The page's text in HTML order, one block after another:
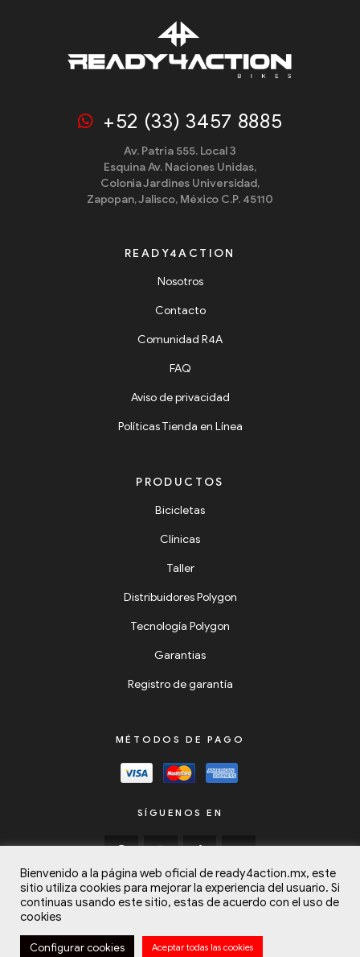
+52 (33) 3457 8885
Av. Patria 555. Local 3
Esquina Av. Naciones Unidas,
Colonia Jardines Universidad,
Zapopan, Jalisco, México C.P. 45110
READY4ACTION
Nosotros
Contacto
Comunidad R4A
FAQ
Aviso de privacidad
Políticas Tienda en Línea
PRODUCTOS
Bicicletas
Clínicas
Taller
Distribuidores Polygon
Tecnología Polygon
Garantias
Registro de garantía
MÉTODOS DE PAGO
SÍGUENOS EN
Copyright © 2024Listos para la Acción (Ready4Action)
derechos reservados.
Bienvenido a la página web oficial de ready4action.mx, este
sitio utiliza cookies para mejorar la experiencia del usuario. Si
continuas usando este sitio, estas de acuerdo con el uso de
cookies
Configurar cookies Aceptar todas las cookies
¿Necesitas ayuda?